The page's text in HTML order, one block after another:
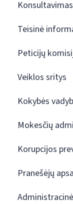
Teisinė
Peticijų
Veiklos sritys
Kokybės
Mokesčių
Korupcijos
Pranešėjų